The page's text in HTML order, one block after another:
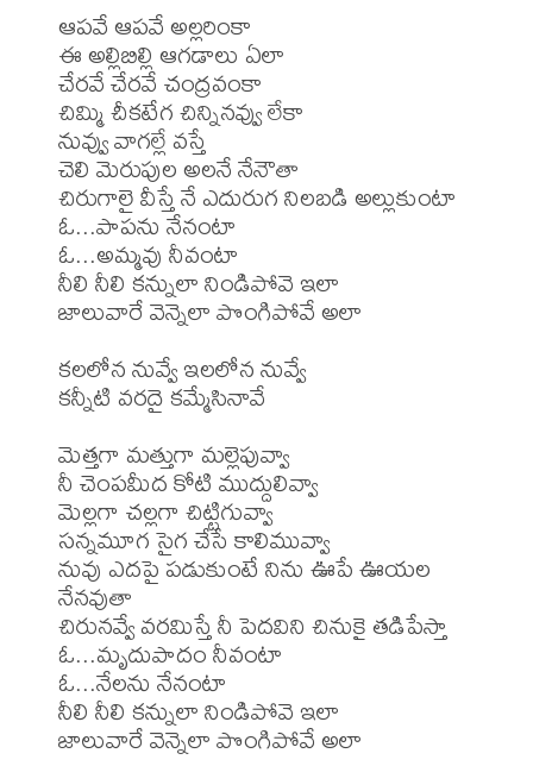
ఆపవే ఆపవే అల్లరింకా
ఈ అల్లిబిల్లి ఆగడాలు ఏలా
చేరవే చేరవే చంద్రవంకా
చిమ్మి చీకటేగ చిన్నినవ్వు లేకా
నువ్వు వాగల్లే వస్తే
చెలి మెరుపుల అలనే నేనౌతా
చిరుగాలై వీస్తే నే ఎదురుగ నిలబడి అల్లుకుంటా
ఓ...పాపను నేనంటా
ఓ...అమ్మవు నీవంటా
నీలి నీలి కన్నులా నిండిపోవె ఇలా
జాలువారే వెన్నెలా పొంగిపోవే అలా
కలలోన నువ్వే ఇలలోన నువ్వే
కన్నీటి వరదై కమ్మేసినావే
మెత్తగా మత్తుగా మల్లెపువ్వా
నీ చెంపమీద కోటి ముద్దులివ్వా
మెల్లగా చల్లగా చిట్టిగువ్వా
సన్నమూగ సైగ చేసే కాలిమువ్వా
నువు ఎదపై పడుకుంటే నిను ఊపే ఊయల
నేనవుతా
చిరునవ్వే వరమిస్తే నీ పెదవిని చినుకై తడిపేస్తా
ఓ...మృదుపాదం నీవంటా
ఓ...నేలను నేనంటా
నీలి నీలి కన్నులా నిండిపోవె ఇలా
జాలువారే వెన్నెలా పొంగిపోవే అలా